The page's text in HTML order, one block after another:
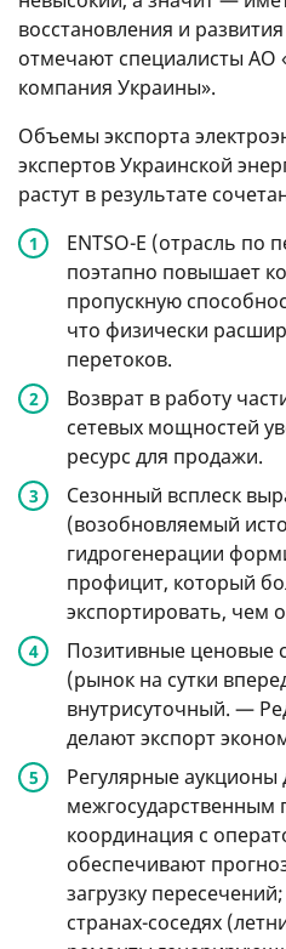
восстановления и
отмечают специалисты АО
компания Украины».
Объемы экспорта
экспертов Украинской
растут в результате
ENTSO-E (отрасль по
поэтапно повышает
пропускную
что физически
перетоков.
Возврат в работу
сетевых мощностей
ресурс для продажи.
Сезонный всплеск
(возобновляемый
гидрогенерации
профицит, который
экспортировать, чем
Позитивные ценовые
(рынок на сутки
внутрисуточный. —
делают экспорт
Регулярные аукционы
межгосударственным
координация с
обеспечивают
загрузку
странах-соседях